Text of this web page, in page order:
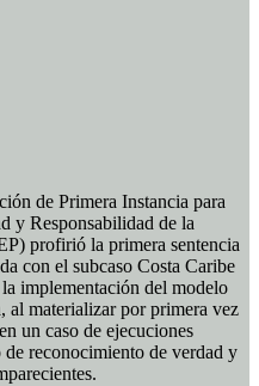
de Primera Instancia para
y Responsabilidad de la
profirió la primera sentencia
con el subcaso Costa Caribe
implementación del modelo
al materializar por primera vez
un caso de ejecuciones
reconocimiento de verdad y